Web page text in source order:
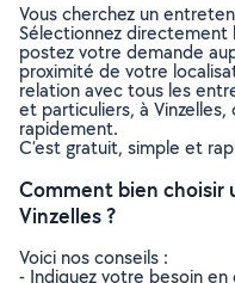
Vous cherchez un
Sélectionnez
postez votre demande
proximité de votre
relation avec tous les
et particuliers, à
rapidement.
C’est gratuit, simple et
Comment bien choisir
Vinzelles ?
Voici nos conseils :
- Indiquez votre besoin